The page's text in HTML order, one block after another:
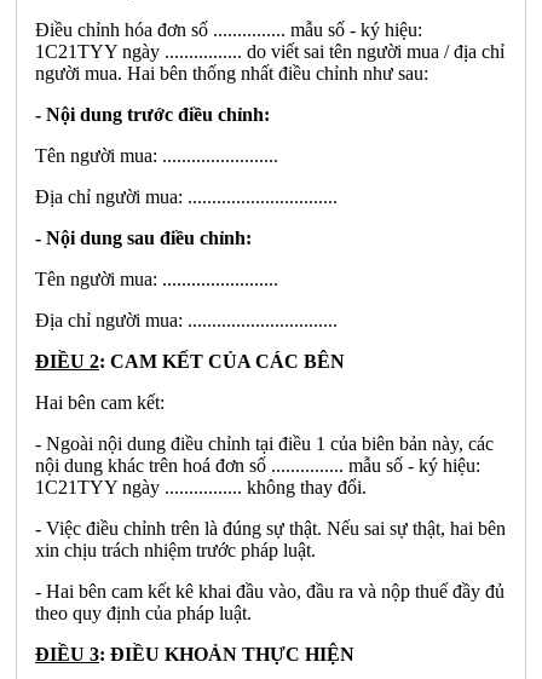
Điều chỉnh hóa đơn số ............... mẫu số - ký hiệu:
1C21TYY ngày ................ do viết sai tên người mua / địa chỉ
người mua. Hai bên thống nhất điều chỉnh như sau:
- Nội dung trước điều chỉnh:
Tên người mua: ........................
Địa chỉ người mua: ...............................
- Nội dung sau điều chỉnh:
Tên người mua: ........................
Địa chỉ người mua: ...............................
ĐIỀU 2: CAM KẾT CỦA CÁC BÊN
Hai bên cam kết:
- Ngoài nội dung điều chỉnh tại điều 1 của biên bản này, các
nội dung khác trên hoá đơn số ............... mẫu số - ký hiệu:
1C21TYY ngày ................ không thay đổi.
- Việc điều chỉnh trên là đúng sự thật. Nếu sai sự thật, hai bên
xin chịu trách nhiệm trước pháp luật.
- Hai bên cam kết kê khai đầu vào, đầu ra và nộp thuế đầy đủ
theo quy định của pháp luật.
ĐIỀU 3: ĐIỀU KHOẢN THỰC HIỆN